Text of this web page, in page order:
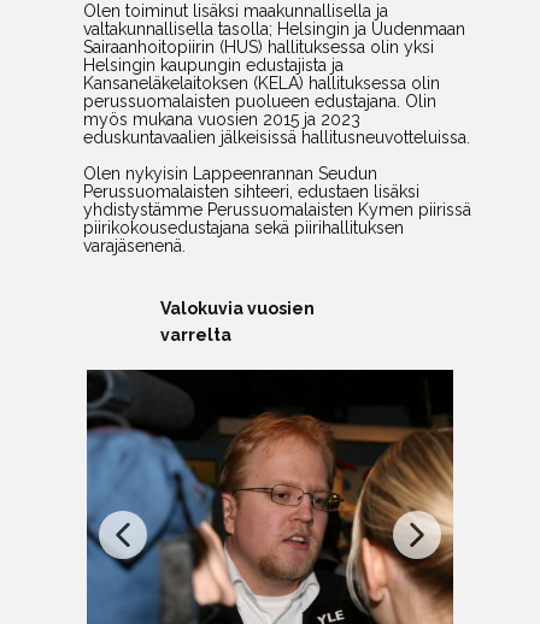
Olen toiminut lisäksi maakunnallisella ja
valtakunnallisella tasolla; Helsingin ja Uudenmaan
Sairaanhoitopiirin (HUS) hallituksessa olin yksi
Helsingin kaupungin edustajista ja
Kansaneläkelaitoksen (KELA) hallituksessa olin
perussuomalaisten puolueen edustajana. Olin
myös mukana vuosien 2015 ja 2023
eduskuntavaalien jälkeisissä hallitusneuvotteluissa.
Olen nykyisin Lappeenrannan Seudun
Perussuomalaisten sihteeri, edustaen lisäksi
yhdistystämme Perussuomalaisten Kymen piirissä
piirikokousedustajana sekä piirihallituksen
varajäsenenä.
Valokuvia vuosien
varrelta